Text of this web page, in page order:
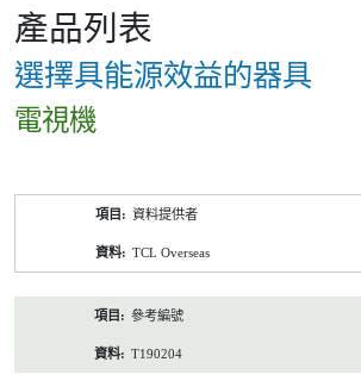
產品列表
選擇具能源效益的器具
電視機
資料提供者
TCL Overseas
參考編號
T190204